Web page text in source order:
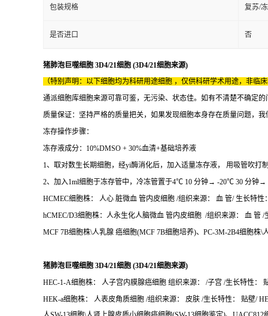
包装规格 复苏/
是否进口 否
猪肺泡巨噬细胞 3D4/21细胞 (3D4/21细胞来源)
（特别声明：以下细胞均为科研用途细胞 ，仅供科研学术用途，非临
通派细胞库细胞来源可靠可鉴，无污染、状态佳。如有不清楚不确定
质量保证：坚持严格的质量把关，如果发现细胞本身存在质量问题，
冻存操作步骤：
冻存液成分：10%DMSO + 30%血清+基础培养液
1、取对数生长期细胞，经yi酶消化后，加入适量冻存液， 用吸管吹打
2、加入1ml细胞于冻存管中，冷冻管置于4℃ 10 分钟→ -20℃ 30 分钟
HCMEC细胞株： 人心 脏微血 管内皮细胞 /组织来源： 血 管/ 生长特
hCMEC/D3细胞株：人永生化人脑微血 管内皮细胞 /组织来源： 血 管
MCF 7B细胞株\人乳腺 癌细胞(MCF 7B细胞培养)、PC-3M-2B4细胞株\
猪肺泡巨噬细胞 3D4/21细胞 (3D4/21细胞来源)
HEC-1-A细胞株： 人子宫内膜腺癌细胞 组织来源： /子宫 /生长特性：
HEK-a细胞株： 人表皮角质细胞 /组织来源： 皮肤 /生长特性： 贴壁/